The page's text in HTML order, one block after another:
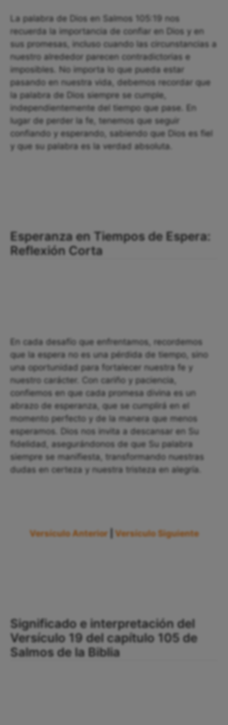
La palabra de Dios en Salmos 105:19 nos
recuerda la importancia de confiar en Dios y en
sus promesas, incluso cuando las circunstancias a
nuestro alrededor parecen contradictorias e
imposibles. No importa lo que pueda estar
pasando en nuestra vida, debemos recordar que
la palabra de Dios siempre se cumple,
independientemente del tiempo que pase. En
lugar de perder la fe, tenemos que seguir
confiando y esperando, sabiendo que Dios es fiel
y que su palabra es la verdad absoluta.
Esperanza en Tiempos de Espera:
Reflexión Corta
En cada desafío que enfrentamos, recordemos
que la espera no es una pérdida de tiempo, sino
una oportunidad para fortalecer nuestra fe y
nuestro carácter. Con cariño y paciencia,
confiemos en que cada promesa divina es un
abrazo de esperanza, que se cumplirá en el
momento perfecto y de la manera que menos
esperamos. Dios nos invita a descansar en Su
fidelidad, asegurándonos de que Su palabra
siempre se manifiesta, transformando nuestras
dudas en certeza y nuestra tristeza en alegría.
Versículo Anterior Versículo Siguiente
Significado e interpretación del
Versículo 19 del capítulo 105 de
Salmos de la Biblia